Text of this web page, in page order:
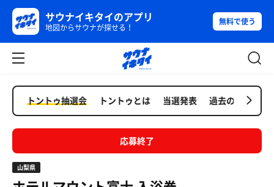
サウナイキタイのアプリ
地図からサウナが探せる！
無料で使う
トントゥ抽選会 トントゥとは 当選発表 過去の抽選会
応募終了
山梨県